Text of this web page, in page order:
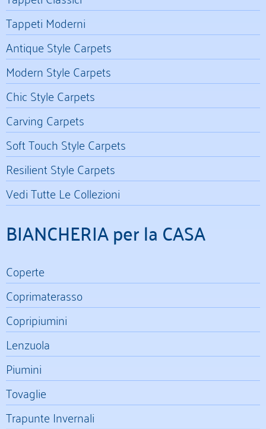
Tappeti Moderni
Antique Style Carpets
Modern Style Carpets
Chic Style Carpets
Carving Carpets
Soft Touch Style Carpets
Resilient Style Carpets
Vedi Tutte Le Collezioni
BIANCHERIA per la CASA
Coperte
Coprimaterasso
Copripiumini
Lenzuola
Piumini
Tovaglie
Trapunte Invernali